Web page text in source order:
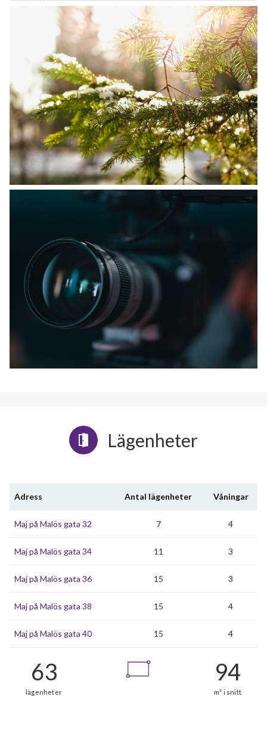
Lägenheter
Adress Antal lägenheter Våningar
Maj på Malös gata 32 7 4
Maj på Malös gata 34 11 3
Maj på Malös gata 36 15 3
Maj på Malös gata 38 15 4
Maj på Malös gata 40 15 4